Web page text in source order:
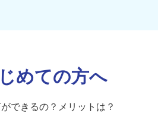
めての方へ
できるの？メリットは？